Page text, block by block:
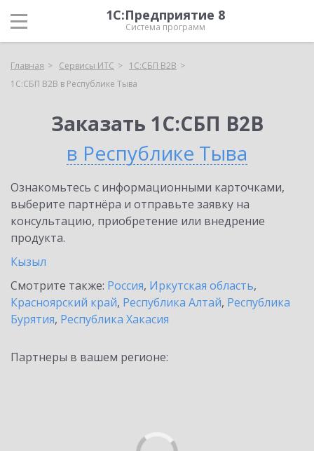
1С:Предприятие 8
Система программ
Главная Сервисы ИТС
1С:СБП B2B
1С:СБП B2B в Республике Тыва
Заказать 1С:СБП B2B
в Республике Тыва
Ознакомьтесь с информационными карточками,
выберите партнёра и отправьте заявку на
консультацию, приобретение или внедрение
продукта.
Кызыл
Смотрите также: Россия, Иркутская область,
Красноярский край, Республика Алтай, Республика
Бурятия, Республика Хакасия
Партнеры в вашем регионе: